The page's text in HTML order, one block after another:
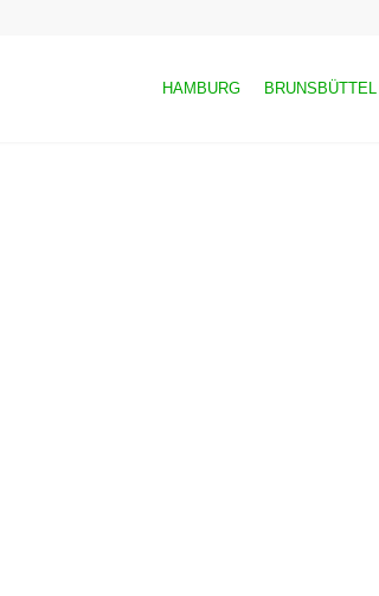
HAMBURG BRUNSBÜTTEL